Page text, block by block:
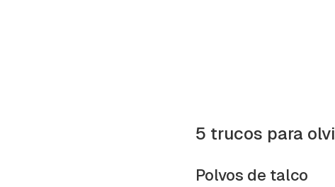
5 trucos para
Polvos de talco